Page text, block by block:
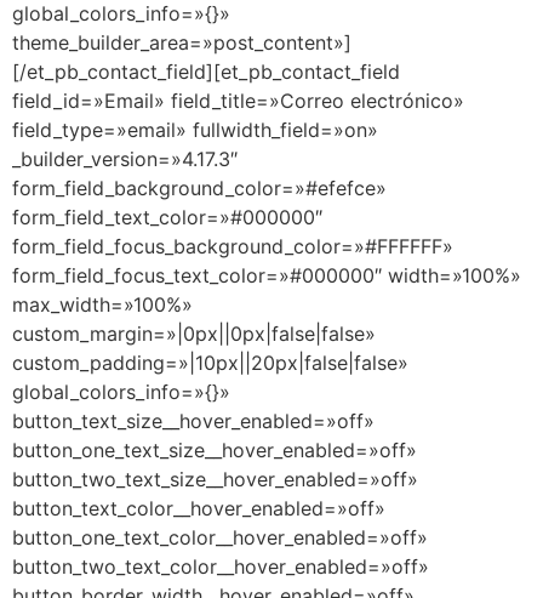
global_colors_info=»{}»
theme_builder_area=»post_content»]
[/et_pb_contact_field][et_pb_contact_field
field_id=»Email» field_title=»Correo electrónico»
field_type=»email» fullwidth_field=»on»
_builder_version=»4.17.3″
form_field_background_color=»#efefce»
form_field_text_color=»#000000″
form_field_focus_background_color=»#FFFFFF»
form_field_focus_text_color=»#000000″ width=»100%»
max_width=»100%»
custom_margin=»|0px||0px|false|false»
custom_padding=»|10px||20px|false|false»
global_colors_info=»{}»
button_text_size__hover_enabled=»off»
button_one_text_size__hover_enabled=»off»
button_two_text_size__hover_enabled=»off»
button_text_color__hover_enabled=»off»
button_one_text_color__hover_enabled=»off»
button_two_text_color__hover_enabled=»off»